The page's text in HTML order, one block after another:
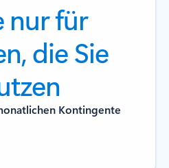
nur für
die Sie
Kontingente